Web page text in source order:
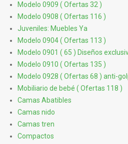
Modelo 0909 ( Ofertas 32 )
Modelo 0908 ( Ofertas 116 )
Juveniles: Muebles Ya
Modelo 0904 ( Ofertas 113 )
Modelo 0901 ( 65 ) Diseños
Modelo 0910 ( Ofertas 135 )
Modelo 0928 ( Ofertas 68 ) anti-
Mobiliario de bebé ( Ofertas 118 )
Camas Abatibles
Camas nido
Camas tren
Compactos